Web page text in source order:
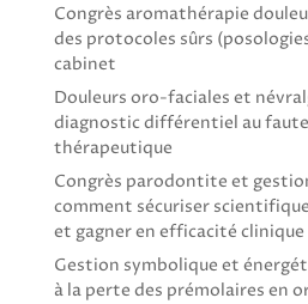
Congrès aromathérapie
des protocoles sûrs
cabinet
Douleurs oro-faciales et
diagnostic différentiel au
thérapeutique
Congrès parodontite et
comment sécuriser
et gagner en efficacité clinique
Gestion symbolique et
à la perte des prémolaires en